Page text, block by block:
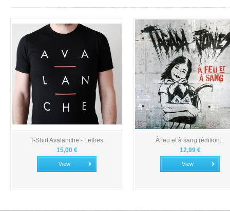
T-Shirt Avalanche - Lettres
15,00 €
View
À feu et à sang (édition...
12,99 €
View